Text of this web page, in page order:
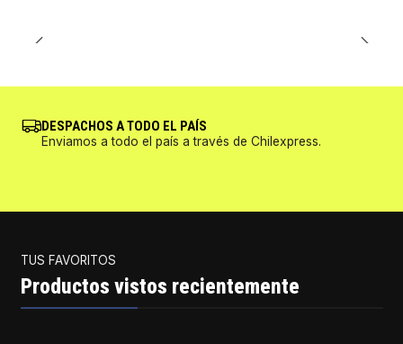
DESPACHOS A TODO EL PAÍS
Enviamos a todo el país a través de Chilexpress.
TUS FAVORITOS
Productos vistos recientemente